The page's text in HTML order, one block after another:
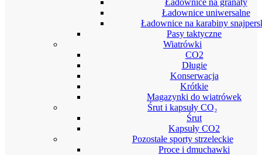
Ładownice uniwersalne
Ładownice na karabiny
Pasy taktyczne
Wiatrówki
CO2
Długie
Konserwacja
Krótkie
Magazynki do wiatrówek
Śrut i kapsuły CO₂
Śrut
Kapsuły CO2
Pozostałe sporty strzeleckie
Proce i dmuchawki